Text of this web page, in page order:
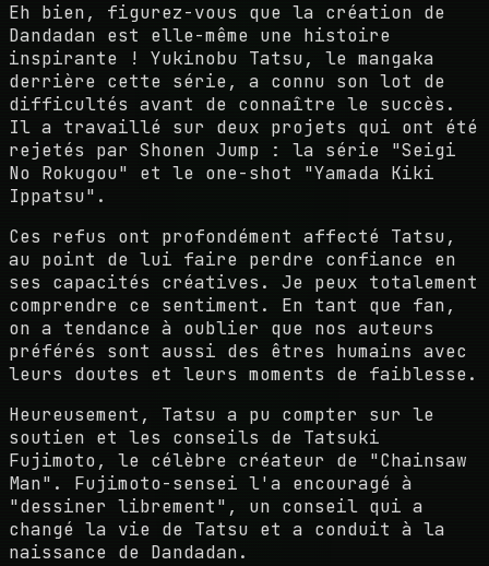
Eh bien, figurez-vous que la création de
Dandadan est elle-même une histoire
inspirante ! Yukinobu Tatsu, le mangaka
derrière cette série, a connu son lot de
difficultés avant de connaître le succès.
Il a travaillé sur deux projets qui ont été
rejetés par Shonen Jump : la série "Seigi
No Rokugou" et le one-shot "Yamada Kiki
Ippatsu".
Ces refus ont profondément affecté Tatsu,
au point de lui faire perdre confiance en
ses capacités créatives. Je peux totalement
comprendre ce sentiment. En tant que fan,
on a tendance à oublier que nos auteurs
préférés sont aussi des êtres humains avec
leurs doutes et leurs moments de faiblesse.
Heureusement, Tatsu a pu compter sur le
soutien et les conseils de Tatsuki
Fujimoto, le célèbre créateur de "Chainsaw
Man". Fujimoto-sensei l'a encouragé à
"dessiner librement", un conseil qui a
changé la vie de Tatsu et a conduit à la
naissance de Dandadan.